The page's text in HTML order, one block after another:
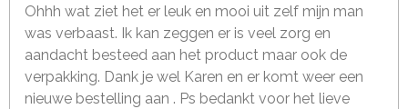
Ohhh wat ziet het er leuk en mooi uit zelf mijn man
was verbaast. Ik kan zeggen er is veel zorg en
aandacht besteed aan het product maar ook de
verpakking. Dank je wel Karen en er komt weer een
nieuwe bestelling aan . Ps bedankt voor het lieve